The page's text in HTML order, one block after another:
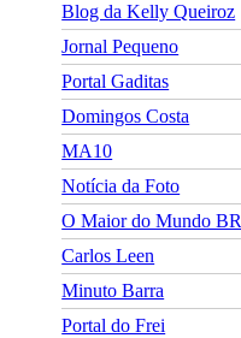
Blog da Kelly Queiroz
Jornal Pequeno
Portal Gaditas
Domingos Costa
MA10
Notícia da Foto
O Maior do Mundo BR
Carlos Leen
Minuto Barra
Portal do Frei